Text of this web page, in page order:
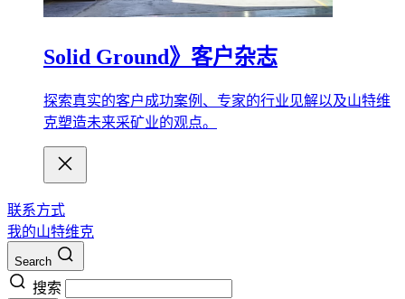
Solid Ground》客户杂志
探索真实的客户成功案例、专家的行业见解以及山特维
克塑造未来采矿业的观点。
联系方式
我的山特维克
Search
搜索